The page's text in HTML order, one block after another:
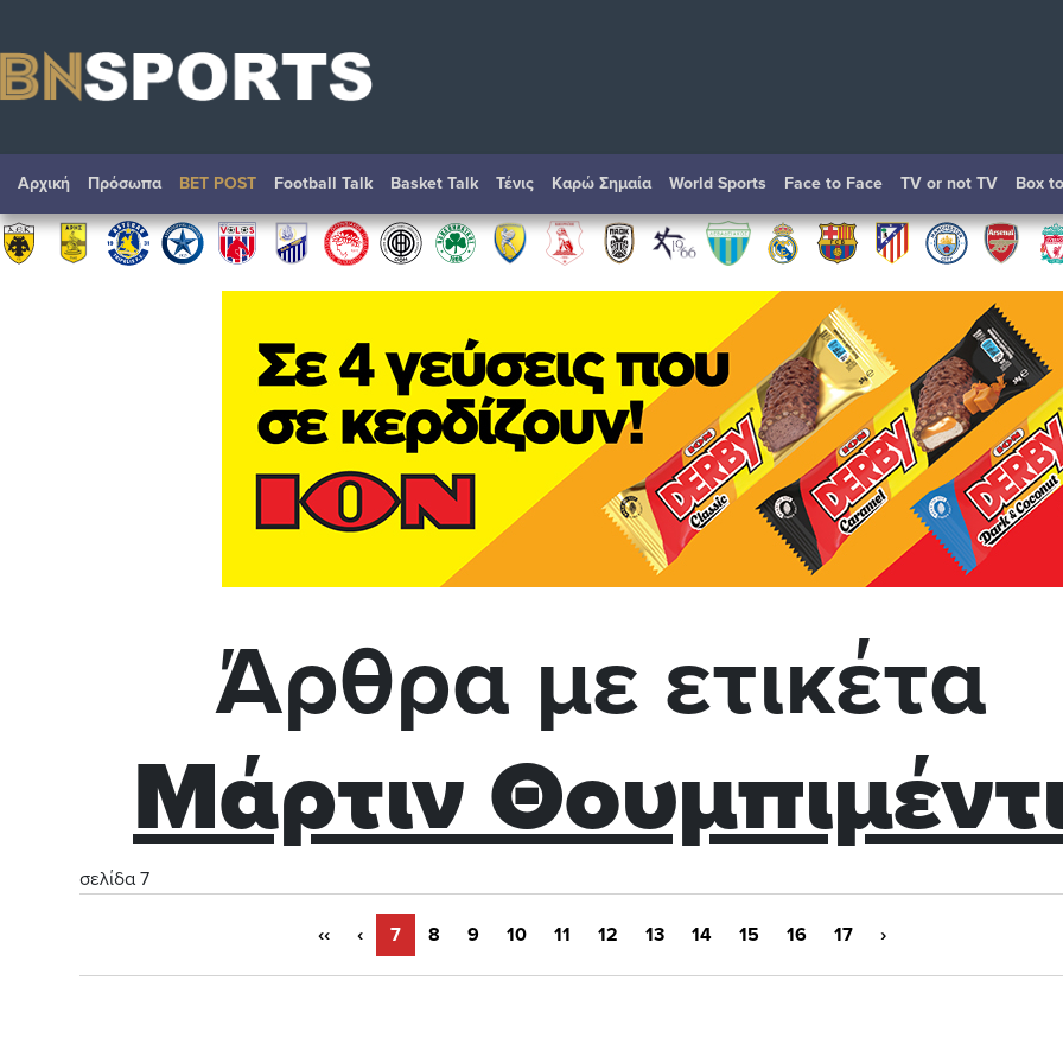
Αρχική Πρόσωπα BET POST Football Talk Basket Talk Τένις Καρώ Σημαία World Sports Face to Face TV or not TV Box
Άρθρα με ετικέτα
Μάρτιν
σελίδα 7
‹‹ ‹ 7 8 9 10 11 12 13 14 15 16 17 ›